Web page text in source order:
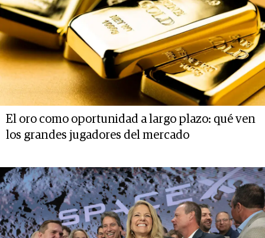
El oro como oportunidad a largo plazo: qué ven
los grandes jugadores del mercado